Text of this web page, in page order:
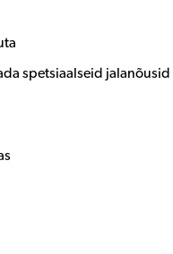
spetsiaalseid jalanõusid